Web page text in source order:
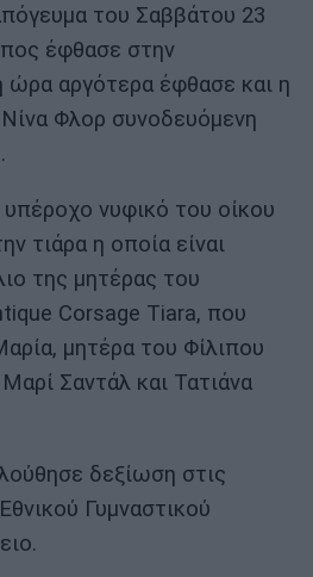
του Σαββάτου 23
έφθασε στην
ώρα αργότερα έφθασε και η
Φλορ συνοδευόμενη
νυφικό του οίκου
τιάρα η οποία είναι
της μητέρας του
Corsage Tiara, που
μητέρα του Φίλιπου
Σαντάλ και Τατιάνα
δεξίωση στις
Γυμναστικού